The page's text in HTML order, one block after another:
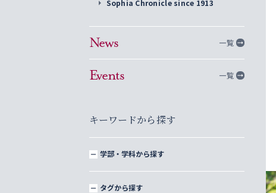
Sophia Chronicle since 1913
News 一覧
Events 一覧
キーワードから探す
学部・学科から探す
タグから探す